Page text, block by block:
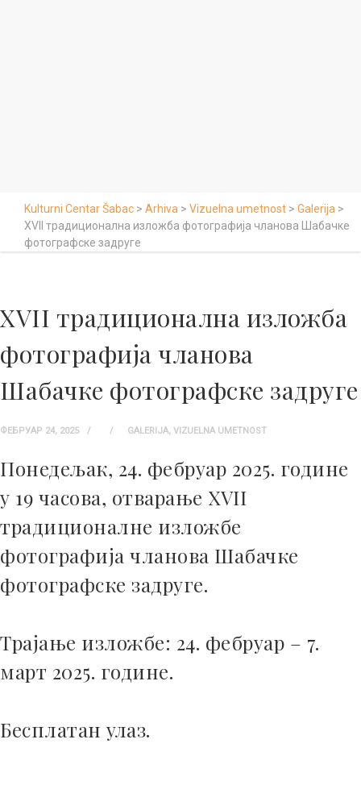
Kulturni Centar Šabac > Arhiva > Vizuelna umetnost > Galerija >
XVII традиционалнa изложбa фотографија чланова Шабачке
фотографске задруге
XVII традиционалнa изложбa
фотографија чланова
Шабачке фотографске задруге
ФЕБРУАР 24, 2025 GALERIJA, VIZUELNA UMETNOST
Понедељак, 24. фебруар 2025. године
у 19 часова, отварање XVII
традиционалне изложбе
фотографија чланова Шабачке
фотографске задруге.
Трајање изложбе: 24. фебруар – 7.
март 2025. године.
Бесплатан улаз.